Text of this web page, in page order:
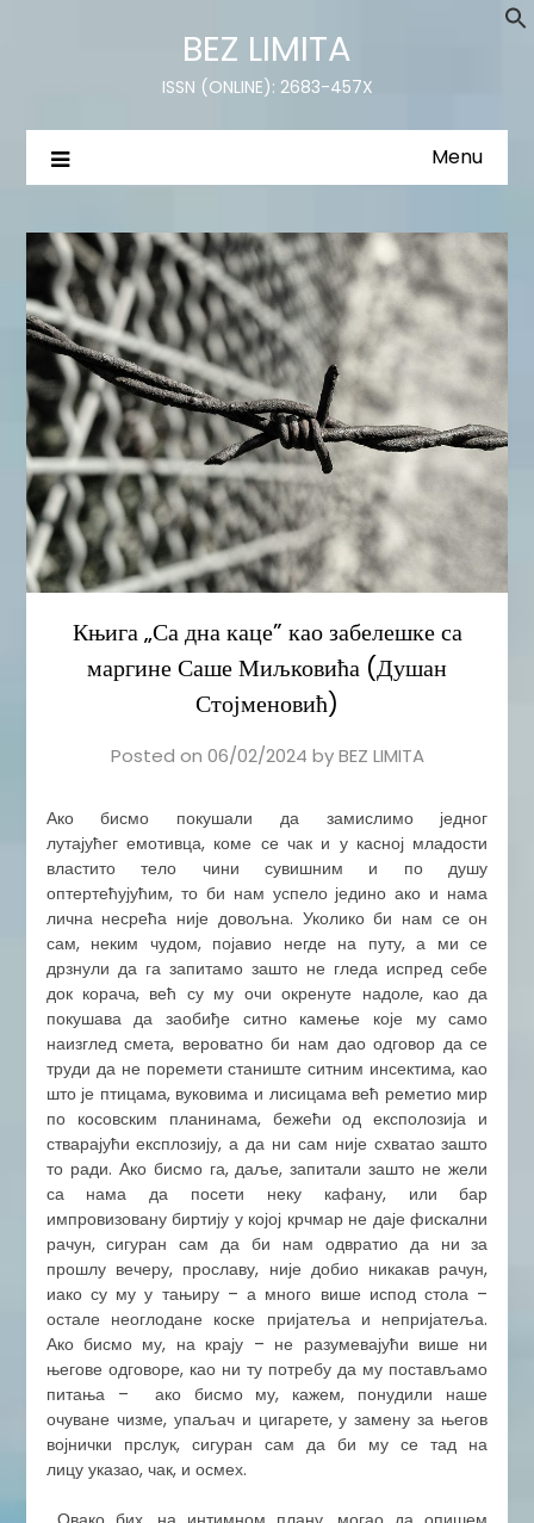
BEZ LIMITA
ISSN (ONLINE): 2683-457X
Menu
Књига „Са дна каце” као забелешке са
маргине Саше Миљковића (Душан
Стојменовић)
Posted on 06/02/2024 byBEZ LIMITA
​Ако бисмо покушали да замислимо једног
лутајућег емотивца, коме се чак и у касној младости
властито тело чини сувишним и по душу
оптертећујућим, то би нам успело једино ако и нама
лична несрећа није довољна. Уколико би нам се он
сам, неким чудом, појавио негде на путу, а ми се
дрзнули да га запитамо зашто не гледа испред себе
док корача, већ су му очи окренуте надоле, као да
покушава да заобиђе ситно камење које му само
наизглед смета, вероватно би нам дао одговор да се
труди да не поремети станиште ситним инсектима, као
што је птицама, вуковима и лисицама већ реметио мир
по косовским планинама, бежећи од експолозија и
стварајући експлозију, а да ни сам није схватао зашто
то ради. Ако бисмо га, даље, запитали зашто не жели
са нама да посети неку кафану, или бар
импровизовану биртију у којој крчмар не даје фискални
рачун, сигуран сам да би нам одвратио да ни за
прошлу вечеру, прославу, није добио никакав рачун,
иако су му у тањиру – а много више испод стола –
остале неоглодане коске пријатеља и непријатеља.
Ако бисмо му, на крају – не разумевајући више ни
његове одговоре, као ни ту потребу да му постављамо
питања – ако бисмо му, кажем, понудили наше
очуване чизме, упаљач и цигарете, у замену за његов
војнички прслук, сигуран сам да би му се тад на
лицу указао, чак, и осмех.